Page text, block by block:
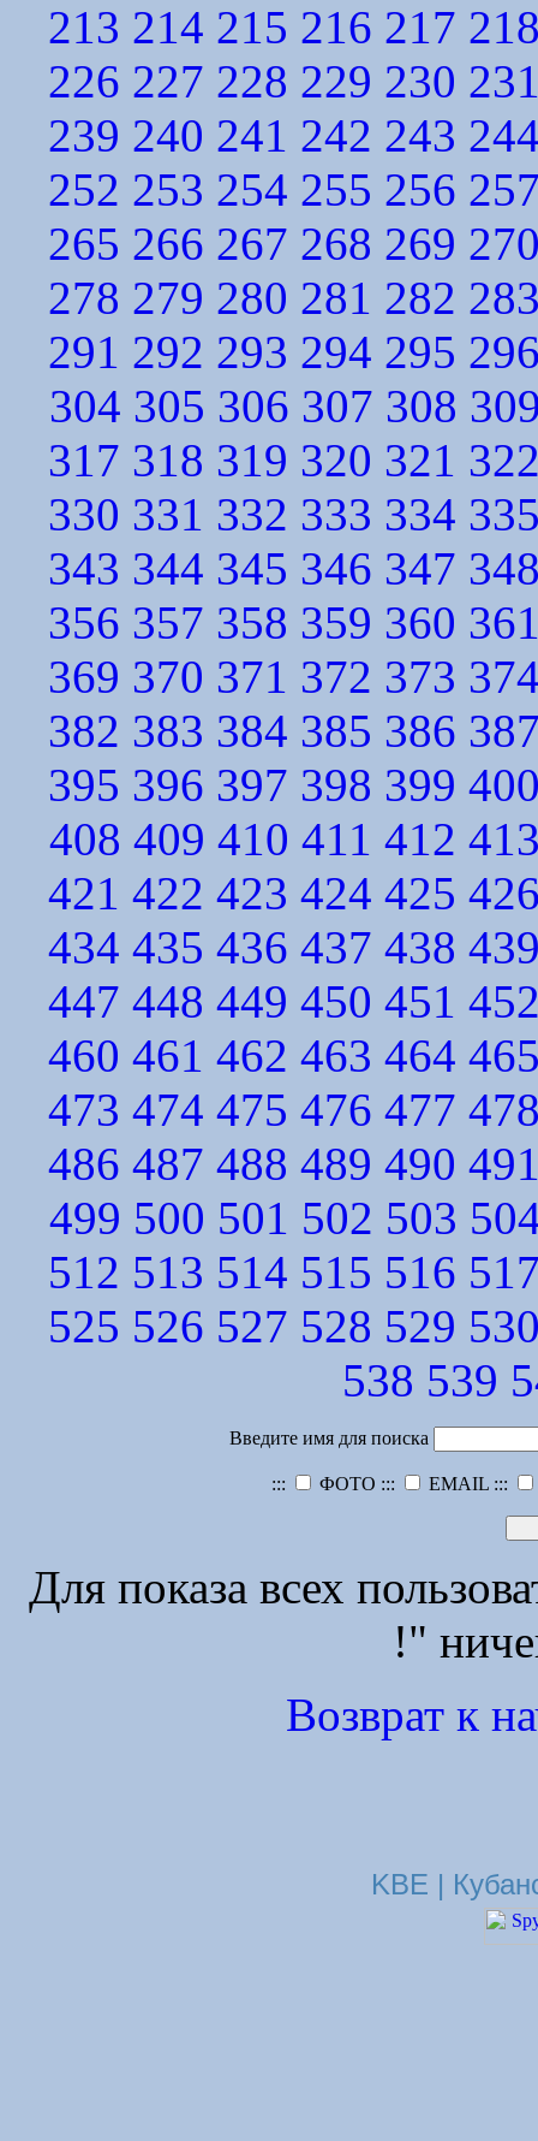
213 214 215 216 217
226 227 228 229 230
239 240 241 242 243
252 253 254 255 256
265 266 267 268 269
278 279 280 281 282
291 292 293 294 295
304 305 306 307 308
317 318 319 320 321
330 331 332 333 334
343 344 345 346 347
356 357 358 359 360
369 370 371 372 373
382 383 384 385 386
395 396 397 398 399
408 409 410 411 412
421 422 423 424 425
434 435 436 437 438
447 448 449 450 451
460 461 462 463 464
473 474 475 476 477
486 487 488 489 490
499 500 501 502 503
512 513 514 515 516
525 526 527 528 529
538 539
Введите имя для поиска
::: ФОТО ::: EMAIL :::
Для показа всех
!"
Возврат к
KBE |